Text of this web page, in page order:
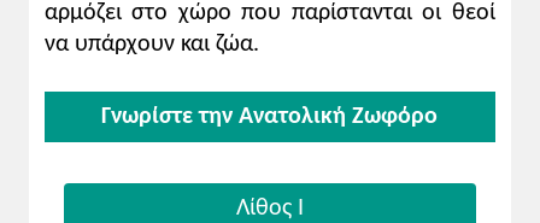
αρμόζει στο χώρο που παρίστανται οι θεοί
να υπάρχουν και ζώα.
Γνωρίστε την Ανατολική Ζωφόρο
Λίθος Ι